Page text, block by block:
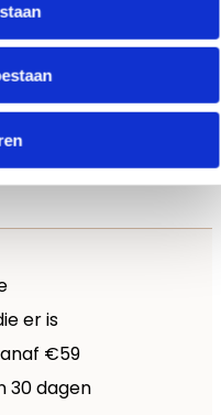
er is
€59
30 dagen